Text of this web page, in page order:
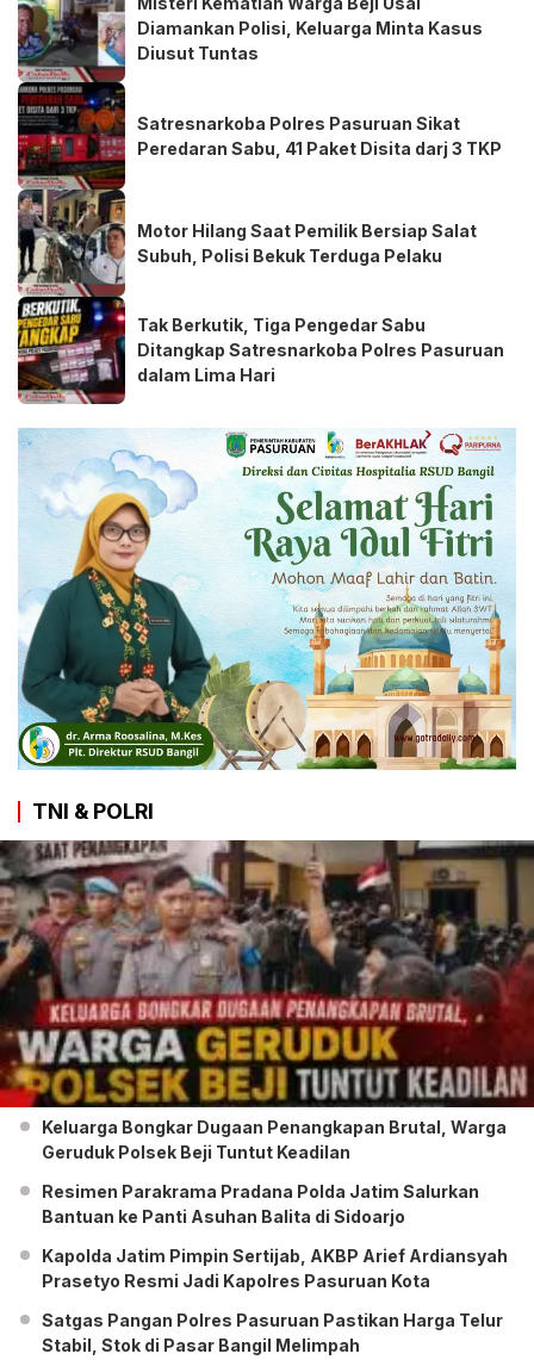
Diamankan Polisi, Keluarga Minta Kasus
Diusut Tuntas
Satresnarkoba Polres Pasuruan Sikat
Peredaran Sabu, 41 Paket Disita darj 3 TKP
Motor Hilang Saat Pemilik Bersiap Salat
Subuh, Polisi Bekuk Terduga Pelaku
Tak Berkutik, Tiga Pengedar Sabu
Ditangkap Satresnarkoba Polres Pasuruan
dalam Lima Hari
TNI & POLRI
Keluarga Bongkar Dugaan Penangkapan Brutal, Warga
Geruduk Polsek Beji Tuntut Keadilan
Resimen Parakrama Pradana Polda Jatim Salurkan
Bantuan ke Panti Asuhan Balita di Sidoarjo
Kapolda Jatim Pimpin Sertijab, AKBP Arief Ardiansyah
Prasetyo Resmi Jadi Kapolres Pasuruan Kota
Satgas Pangan Polres Pasuruan Pastikan Harga Telur
Stabil, Stok di Pasar Bangil Melimpah